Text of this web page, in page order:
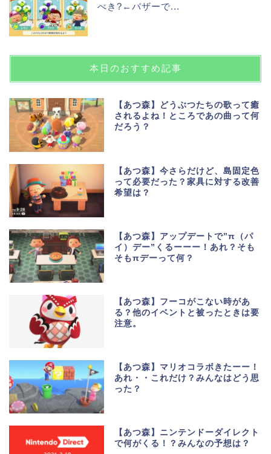
べき?←バザーで...
本日のおすすめ記事
【あつ森】どうぶつたちの歌って癒
されるよね！ところであの曲って何
だろう？
【あつ森】今さらだけど、島固定色
って必要だった？家具に対する改善
希望は？
【あつ森】アップデートで”π（パ
イ）デー”くるーーー！あれ？そも
そもπデーって何？
【あつ森】フーコがこない時があ
る？他のイベントと被ったときは要
注意。
【あつ森】マリオコラボきたーー！
あれ・・これだけ？みんなはどう思
った？
【あつ森】ニンテンドーダイレクト
で何がくる！？みんなの予想は？